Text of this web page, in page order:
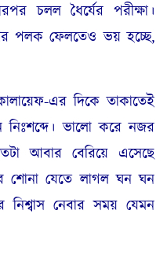
চলল ধৈর্যের পরীক্ষা।
পলক ফেলতেও ভয় হচ্ছে,
এর দিকে তাকাতেই
নিঃশব্দে। ভালো করে নজর
আবার বেরিয়ে এসেছে
শোনা যেতে লাগল ঘন ঘন
নিশ্বাস নেবার সময় যেমন